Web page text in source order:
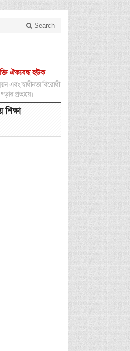
Search
ঐক্যবদ্ধ হউক
এবং স্বাধীনতা বিরোধী
প্রত্যয়ে।
শিক্ষা